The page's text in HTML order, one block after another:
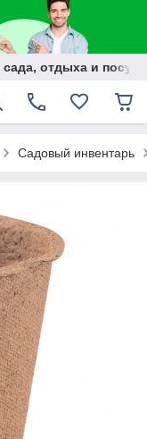
сада, отдыха и
Садовый инвентарь